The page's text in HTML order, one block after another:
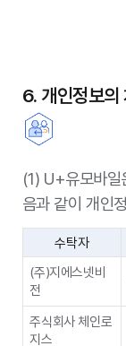
제공받는 자
제공목적
보유 및 이용기
간
제공받는 자
제공목적
6. 개인정보의
(1) U+유모바일
음과 같이 개인
수탁자
(주)지에스넷비
전
주식회사 체인로
지스